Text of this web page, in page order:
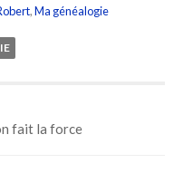
,Ma généalogie
fait la force